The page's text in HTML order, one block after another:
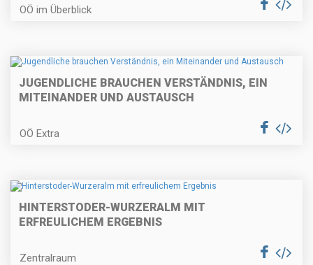
OÖ im Überblick
JUGENDLICHE BRAUCHEN VERSTÄNDNIS, EIN
MITEINANDER UND AUSTAUSCH
OÖ Extra
HINTERSTODER-WURZERALM MIT
ERFREULICHEM ERGEBNIS
Zentralraum